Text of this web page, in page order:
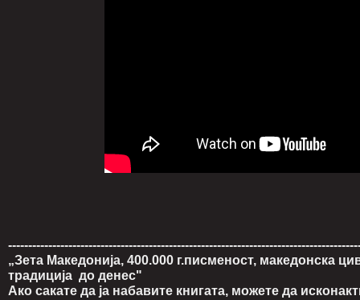
„Зета Македонија, 400.000 г.писменост, македонска
традиција до денес"
Ако сакате да ја набавите книгата, можете да